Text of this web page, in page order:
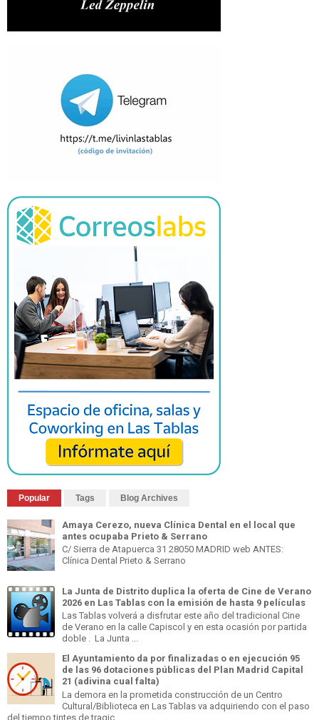
Popular Tags Blog Archives
Amaya Cerezo, nueva Clínica Dental en el local que
antes ocupaba Prieto & Serrano
C/ Sierra de Atapuerca 31 28050 MADRID web ANTES:
Clínica Dental Prieto & Serrano
La Junta de Distrito duplica la oferta de Cine de Verano
2026 en Las Tablas con la emisión de hasta 9 películas
Las Tablas volverá a disfrutar este año del tradicional Cine
de Verano en la calle Capiscol y en esta ocasión por partida
doble . La Junta ...
El Ayuntamiento da por finalizadas o en ejecución 95
de las 96 dotaciones públicas del Plan Madrid Capital
21 (adivina cual falta)
La demora en la prometida construcción de un Centro
Cultural/Biblioteca en Las Tablas va adquiriendo con el paso
del tiempo tintes de tragic...